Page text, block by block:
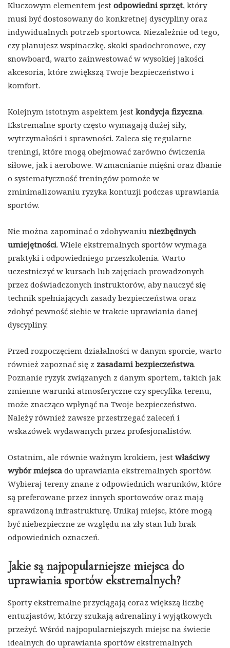
Kluczowym elementem jest odpowiedni sprzęt, który
musi być dostosowany do konkretnej dyscypliny oraz
indywidualnych potrzeb sportowca. Niezależnie od tego,
czy planujesz wspinaczkę, skoki spadochronowe, czy
snowboard, warto zainwestować w wysokiej jakości
akcesoria, które zwiększą Twoje bezpieczeństwo i
komfort.
Kolejnym istotnym aspektem jest kondycja fizyczna.
Ekstremalne sporty często wymagają dużej siły,
wytrzymałości i sprawności. Zaleca się regularne
treningi, które mogą obejmować zarówno ćwiczenia
siłowe, jak i aerobowe. Wzmacnianie mięśni oraz dbanie
o systematyczność treningów pomoże w
zminimalizowaniu ryzyka kontuzji podczas uprawiania
sportów.
Nie można zapominać o zdobywaniu niezbędnych
umiejętności. Wiele ekstremalnych sportów wymaga
praktyki i odpowiedniego przeszkolenia. Warto
uczestniczyć w kursach lub zajęciach prowadzonych
przez doświadczonych instruktorów, aby nauczyć się
technik spełniających zasady bezpieczeństwa oraz
zdobyć pewność siebie w trakcie uprawiania danej
dyscypliny.
Przed rozpoczęciem działalności w danym sporcie, warto
również zapoznać się z zasadami bezpieczeństwa.
Poznanie ryzyk związanych z danym sportem, takich jak
zmienne warunki atmosferyczne czy specyfika terenu,
może znacząco wpłynąć na Twoje bezpieczeństwo.
Należy również zawsze przestrzegać zaleceń i
wskazówek wydawanych przez profesjonalistów.
Ostatnim, ale równie ważnym krokiem, jest właściwy
wybór miejsca do uprawiania ekstremalnych sportów.
Wybieraj tereny znane z odpowiednich warunków, które
są preferowane przez innych sportowców oraz mają
sprawdzoną infrastrukturę. Unikaj miejsc, które mogą
być niebezpieczne ze względu na zły stan lub brak
odpowiednich oznaczeń.
Jakie są najpopularniejsze miejsca do
uprawiania sportów ekstremalnych?
Sporty ekstremalne przyciągają coraz większą liczbę
entuzjastów, którzy szukają adrenaliny i wyjątkowych
przeżyć. Wśród najpopularniejszych miejsc na świecie
idealnych do uprawiania sportów ekstremalnych